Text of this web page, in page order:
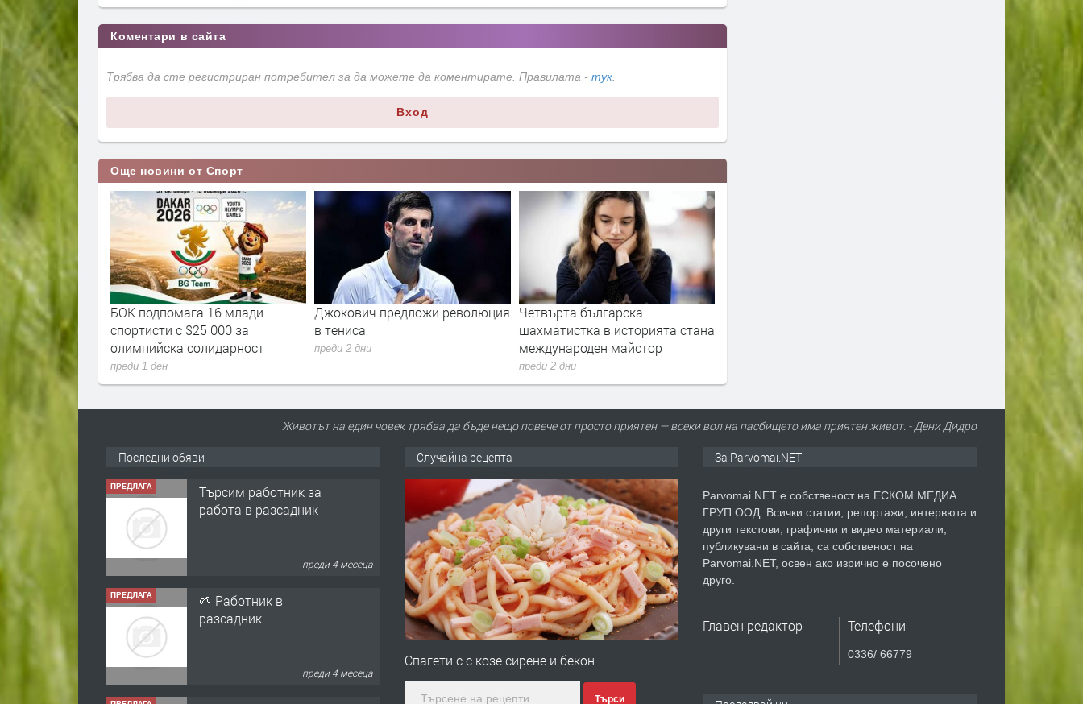
Коментари в сайта
Трябва да сте регистриран потребител за да можете да коментирате. Правилата - тук.
Вход
Още новини от Спорт
заеха 7-о и
БОК подпомага 16 млади
спортисти с $25 000 за
олимпийска солидарност
преди 1 ден
Джокович предложи революция
в тениса
преди 2 дни
Четвърта българска
шахматистка в историята стана
международен майстор
преди 2 дни
Сестрите Уилямс
Синсинати в средата на
Животът на един човек трябва да бъде нещо повече от просто приятен — всеки вол на пасбището има приятен живот. - Дени Дидро
Последни обяви
ПРЕДЛАГА
Търсим работник за
работа в разсадник
преди 4 месеца
ПРЕДЛАГА
🌱 Работник в
разсадник
преди 4 месеца
Случайна рецепта
Спагети с с козе сирене и бекон
Търси
За Parvomai.NET
Parvomai.NET е собственост на ЕСКОМ МЕДИА
ГРУП ООД. Всички статии, репортажи, интервюта и
други текстови, графични и видео материали,
публикувани в сайта, са собственост на
Parvomai.NET, освен ако изрично е посочено
друго.
Главен редактор Телефони
0336/ 66779